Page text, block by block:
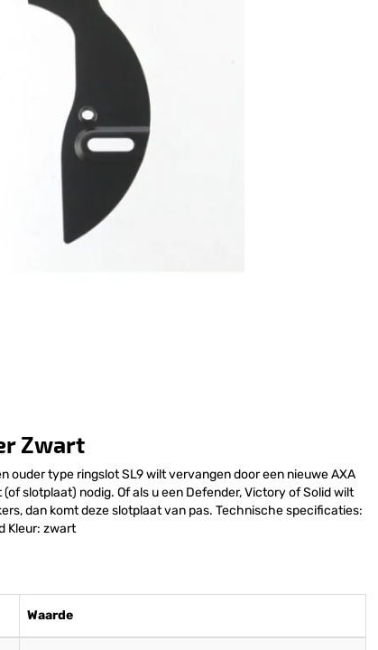
Zwart
ouder type ringslot SL9 wilt vervangen door een nieuwe AXA
slotplaat) nodig. Of als u een Defender, Victory of Solid wilt
dan komt deze slotplaat van pas. Technische specificaties:
Kleur: zwart
Waarde